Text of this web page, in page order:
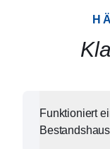
Funktioniert